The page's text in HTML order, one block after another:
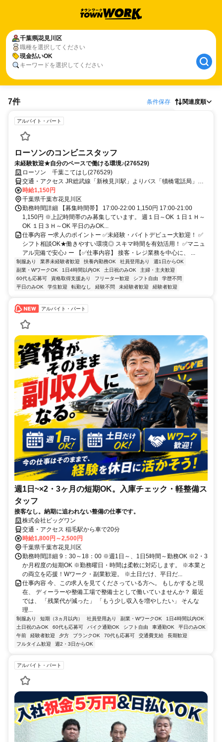
千葉県花見川区
職種を選択してください
現金払いOK
キーワードを選択してください
7件 条件保存 関連度順
アルバイト・パート
ローソンのコンビニスタッフ
未経験歓迎★自分のペースで働ける環境♪(276529)
ローソン 千葉こてはし(276529)
交通・アクセス JR総武線「新検見川駅」よりバス「犢橋電話局」下
車徒歩１分／車バイク通勤OK
時給1,150円
千葉県千葉市花見川区
勤務時間詳細 【募集時間帯】 17:00-22:00 1,150円 17:00-21:00
1,150円 ※上記時間帯のみ募集しています。 週１日～OK １日１Ｈ～
OK １日３Ｈ～OK 平日のみOK...
仕事内容 ー求人のポイントー ✅未経験・バイトデビュー大歓迎！ ✅
シフト相談OK★働きやすい環境◎ スキマ時間を有効活用！ ✅マニュ
アル完備で安心♪ ー 【✅仕事内容】 接客・レジ業務を中心に、 ...
制服あり 業界未経験者歓迎 扶養内勤務OK 社員登用あり
週1日からOK
副業・WワークOK
1日4時間以内OK 土日祝のみOK
主婦・主夫歓迎
60代も応募可
資格取得支援あり フリーター歓迎 シフト自由
学歴不問
平日のみOK
学生歓迎 転勤なし 経験不問 未経験者歓迎 経験者歓迎
アルバイト・パート
週1日~×2・3ヶ月の短期OK。入庫チェック・軽整備ス
タッフ
接客なし。納期に追われない整備の仕事です。
株式会社ビッグワン
交通・アクセス 稲毛駅から車で20分
時給1,800円～2,500円
千葉県千葉市花見川区
勤務時間詳細 9：30～18：00 ※週1日～、1日5時間～勤務OK ※2・3
か月程度の短期OK ※勤務曜日・時間は柔軟に対応します。 ※本業と
の両立を応援！Wワーク・副業歓迎。 ※土日だけ、平日だ...
仕事内容 今、この求人を見てくださっている方へ。 もしかすると現
在、 ディーラーや整備工場で整備士として働いていませんか？ 最近
では、 「残業代が減った」 「もう少し収入を増やしたい」 そんな
理...
制服あり 短期（3ヵ月以内） 社員登用あり 副業・WワークOK
1日4時間以内OK
土日祝のみOK
60代も応募可 バイク通勤OK シフト自由 車通勤OK
平日のみOK
午前
経験者歓迎 夕方 ブランクOK 70代も応募可 交通費支給
長期歓迎
フルタイム歓迎
週2・3日からOK
アルバイト・パート